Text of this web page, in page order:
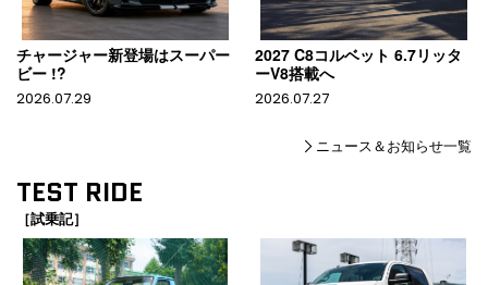
チャージャー新登場はスーパー
ビー !?
2026.07.29
2027 C8コルベット 6.7リッタ
ーV8搭載へ
2026.07.27
ニュース＆お知らせ一覧
TEST RIDE
［試乗記］